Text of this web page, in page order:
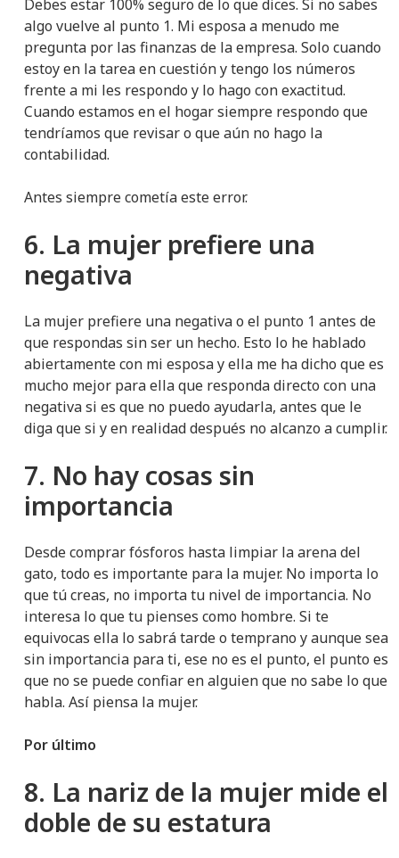
Debes estar 100% seguro de lo que dices. Si no sabes
algo vuelve al punto 1. Mi esposa a menudo me
pregunta por las finanzas de la empresa. Solo cuando
estoy en la tarea en cuestión y tengo los números
frente a mi les respondo y lo hago con exactitud.
Cuando estamos en el hogar siempre respondo que
tendríamos que revisar o que aún no hago la
contabilidad.
Antes siempre cometía este error.
6. La mujer prefiere una
negativa
La mujer prefiere una negativa o el punto 1 antes de
que respondas sin ser un hecho. Esto lo he hablado
abiertamente con mi esposa y ella me ha dicho que es
mucho mejor para ella que responda directo con una
negativa si es que no puedo ayudarla, antes que le
diga que si y en realidad después no alcanzo a cumplir.
7. No hay cosas sin
importancia
Desde comprar fósforos hasta limpiar la arena del
gato, todo es importante para la mujer. No importa lo
que tú creas, no importa tu nivel de importancia. No
interesa lo que tu pienses como hombre. Si te
equivocas ella lo sabrá tarde o temprano y aunque sea
sin importancia para ti, ese no es el punto, el punto es
que no se puede confiar en alguien que no sabe lo que
habla. Así piensa la mujer.
Por último
8. La nariz de la mujer mide el
doble de su estatura